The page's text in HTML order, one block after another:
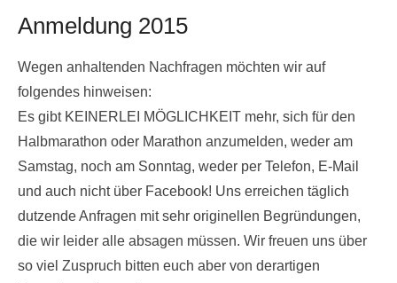
Anmeldung 2015
Wegen anhaltenden Nachfragen möchten wir auf
folgendes hinweisen:
Es gibt KEINERLEI MÖGLICHKEIT mehr, sich für den
Halbmarathon oder Marathon anzumelden, weder am
Samstag, noch am Sonntag, weder per Telefon, E-Mail
und auch nicht über Facebook! Uns erreichen täglich
dutzende Anfragen mit sehr originellen Begründungen,
die wir leider alle absagen müssen. Wir freuen uns über
so viel Zuspruch bitten euch aber von derartigen